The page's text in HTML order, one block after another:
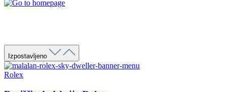
Izpostavljeno
Rolex